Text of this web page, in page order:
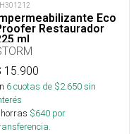
Eco
Restaurador
ml
15.900
6cuotas de $2.650sin
$640 por